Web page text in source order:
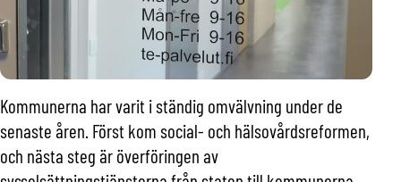
Kommunerna har varit i ständig omvälvning under de
senaste åren. Först kom social- och hälsovårdsreformen,
och nästa steg är överföringen av